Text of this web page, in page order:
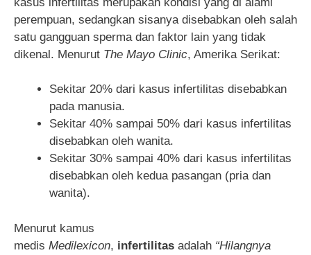
perempuan, sedangkan sisanya disebabkan oleh salah
satu gangguan sperma dan faktor lain yang tidak
dikenal. Menurut The Mayo Clinic, Amerika Serikat:
Sekitar 20% dari kasus infertilitas disebabkan
pada manusia.
Sekitar 40% sampai 50% dari kasus infertilitas
disebabkan oleh wanita.
Sekitar 30% sampai 40% dari kasus infertilitas
disebabkan oleh kedua pasangan (pria dan
wanita).
Menurut kamus
medis Medilexicon, infertilitas adalah “Hilangnya